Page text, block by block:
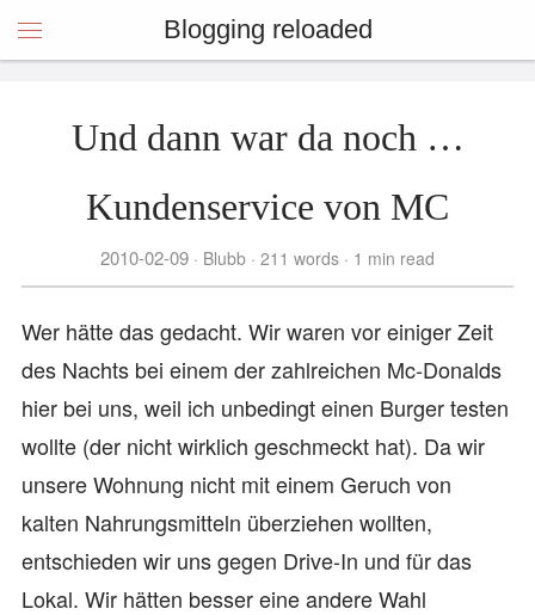
Blogging reloaded
Und dann war da noch …
Kundenservice von MC
2010-02-09 Blubb 211 words 1 min read
Wer hätte das gedacht. Wir waren vor einiger Zeit
des Nachts bei einem der zahlreichen Mc-Donalds
hier bei uns, weil ich unbedingt einen Burger testen
wollte (der nicht wirklich geschmeckt hat). Da wir
unsere Wohnung nicht mit einem Geruch von
kalten Nahrungsmitteln überziehen wollten,
entschieden wir uns gegen Drive-In und für das
Lokal. Wir hätten besser eine andere Wahl